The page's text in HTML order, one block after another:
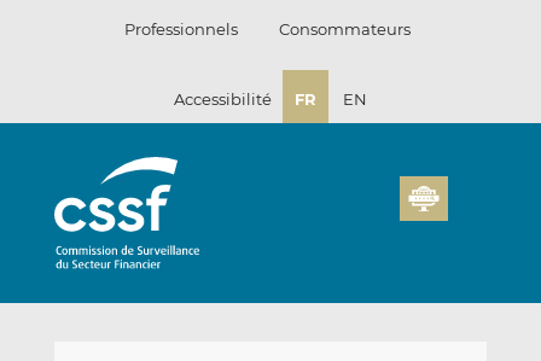
Professionnels Consommateurs
Accessibilité FR EN